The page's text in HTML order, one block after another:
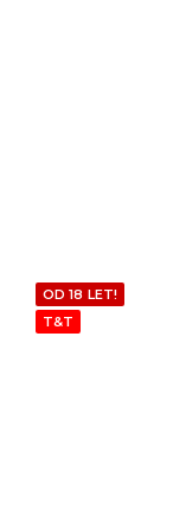
OD 18 LET!
T&T